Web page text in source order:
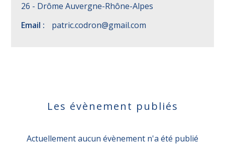
26 - Drôme Auvergne-Rhône-Alpes
Email :
patric.codron@gmail.com
Les évènement publiés
Actuellement aucun évènement n'a été publié